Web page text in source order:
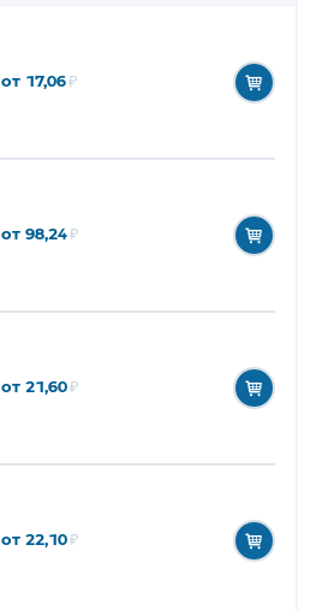
от 17,06₽
от 98,24₽
от 21,60₽
от 22,10₽